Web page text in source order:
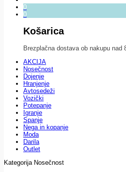
0
0
Košarica
Brezplačna dostava ob nakupu nad
AKCIJA
Nosečnost
Dojenje
Hranjenje
Avtosedeži
Vozički
Potepanje
Igranje
Spanje
Nega in kopanje
Moda
Darila
Outlet
Kategorija Nosečnost